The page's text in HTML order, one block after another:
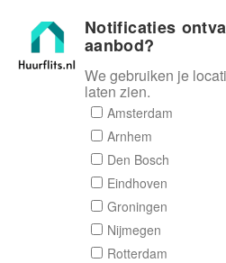
Verstuur je
Notificaties
aanbod?
We gebruiken je
laten zien.
Amsterdam
Arnhem
Den Bosch
Eindhoven
Groningen
Nijmegen
Rotterdam